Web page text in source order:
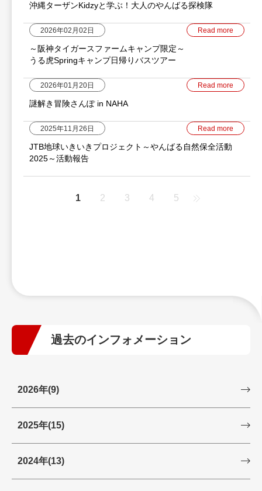
沖縄ターザンKidzyと学ぶ！大人のやんばる探検隊
2026年02月02日 Read more
～阪神タイガースファームキャンプ限定～
うる虎Springキャンプ日帰りバスツアー
2026年01月20日 Read more
謎解き冒険さんぽ in NAHA
2025年11月26日 Read more
JTB地球いきいきプロジェクト～やんばる自然保全活動
2025～活動報告
1 2 3 4 5
過去のインフォメーション
2026年(9)
2025年(15)
2024年(13)